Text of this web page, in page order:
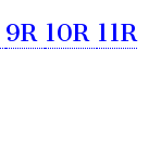
9R 10R 11R